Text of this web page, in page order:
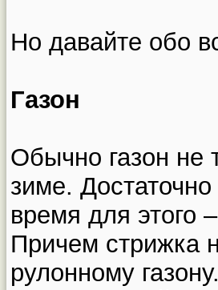
Но давайте обо
Газон
Обычно газон не
зиме.
время для этого
Причем стрижка
рулонному